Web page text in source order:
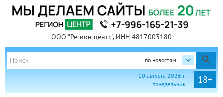
ООО "Регион центр", ИНН 4817003180
по новостям
18+
10 августа 2026 г.
понедельник